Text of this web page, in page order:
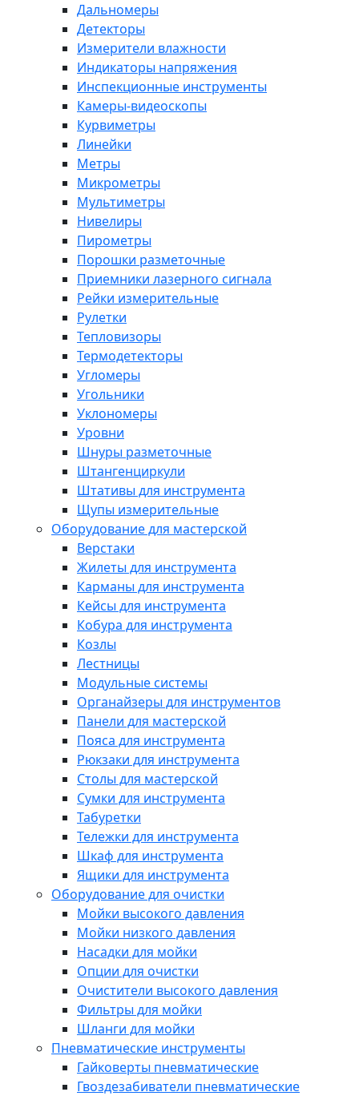
Дальномеры
Детекторы
Измерители влажности
Индикаторы напряжения
Инспекционные инструменты
Камеры-видеоскопы
Курвиметры
Линейки
Метры
Микрометры
Мультиметры
Нивелиры
Пирометры
Порошки разметочные
Приемники лазерного сигнала
Рейки измерительные
Рулетки
Тепловизоры
Термодетекторы
Угломеры
Угольники
Уклономеры
Уровни
Шнуры разметочные
Штангенциркули
Штативы для инструмента
Щупы измерительные
Оборудование для мастерской
Верстаки
Жилеты для инструмента
Карманы для инструмента
Кейсы для инструмента
Кобура для инструмента
Козлы
Лестницы
Модульные системы
Органайзеры для инструментов
Панели для мастерской
Пояса для инструмента
Рюкзаки для инструмента
Столы для мастерской
Сумки для инструмента
Табуретки
Тележки для инструмента
Шкаф для инструмента
Ящики для инструмента
Оборудование для очистки
Мойки высокого давления
Мойки низкого давления
Насадки для мойки
Опции для очистки
Очистители высокого давления
Фильтры для мойки
Шланги для мойки
Пневматические инструменты
Гайковерты пневматические
Гвоздезабиватели пневматические